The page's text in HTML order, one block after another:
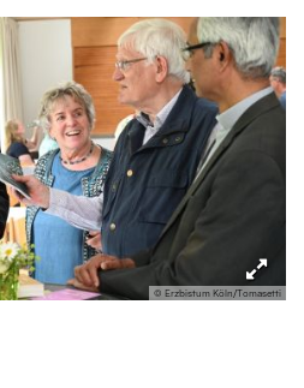
© Erzbistum Köln/Tomasetti